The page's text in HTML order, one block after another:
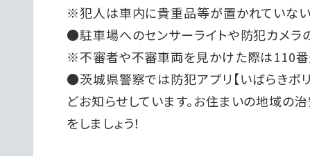
※犯人は車内に貴重品等が置かれていない
●駐車場へのセンサーライトや防犯カメラ
※不審者や不審車両を見かけた際は110番
●茨城県警察では防犯アプリ【いばらきポ
どお知らせしています。お住まいの地域の
をしましょう！